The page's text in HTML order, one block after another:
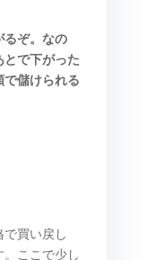
るぞ。なの
とで下がった
で儲けられる
買い戻し
ここで少し